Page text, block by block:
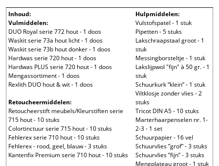
Inhoud:
Vulmiddelen:
DUO Royal serie 772 hout - 1 doos
Waskit serie 73a hout licht - 1 doos
Waskit serie 73b hout donker - 1 doos
Hardwas serie 720 hout - 1 doos
Hardwas PLUS serie 720 hout - 1 doos
Mengassortiment - 1 doos
Rexlith DUO hout & wit - 1 doos
Retoucheermiddelen:
Retoucheerstift meubels/Kleurstiften serie
715 hout - 10 stuks
Colortinctuur serie 715 hout - 10 stuks
Fehlerex serie 710 hout - 10 stuks
Fehlerex - rood, geel, blauw - 3 stuks
Kantenfix Premium serie 710 hout - 10 stuks
Hulpmiddelen:
Vulstofspatel - 1 stuk
Pipetten - 5 stuks
Lakschraapstaal groot - 1
stuk
Messingborsteltje - 1 stuk
Lakslijpwol "fijn" à 50 gr. - 1
stuk
Schuurkurk “klein” - 1 stuk
Viltklosje zonder vlies - 2
stuks
Tricot DIN A5 - 10 stuks
Marterhaarpenselen nr. 1-
2-3 - 1 set
Schuurpapier - 16 vel
Schuurvlies ”grof” - 3 stuks
Schuurvlies ”fijn” - 3 stuks
Mengplateau groot - 1 stuk